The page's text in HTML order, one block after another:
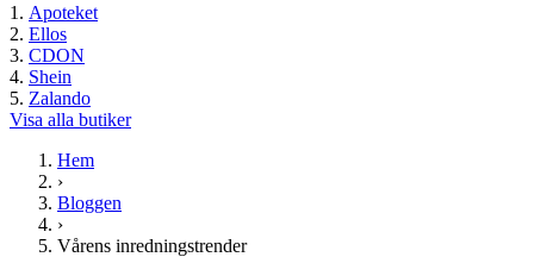
Apoteket
Ellos
CDON
Shein
Zalando
Visa alla butiker
Hem
›
Bloggen
›
Vårens inredningstrender